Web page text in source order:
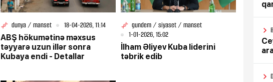
dunya / manset
18-04-2026, 11:14
ABŞ hökumətinə məxsus
təyyarə uzun illər sonra
Kubaya endi - Detallar
gundem / siyaset / manset
1-01-2026, 15:02
İlham Əliyev Kuba liderini
təbrik edib